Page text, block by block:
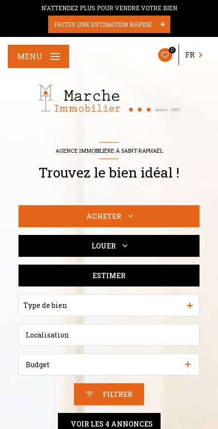
N'ATTENDEZ PLUS POUR VENDRE VOTRE BIEN
FAITES UNE ESTIMATION RAPIDE
0
FR
MENU
AGENCE IMMOBILIÈRE À SAINT-RAPHAËL
Trouvez le bien idéal !
ACHETER
LOUER
ESTIMER
Type de bien
Budget
FILTRER
VOIR LES 4 ANNONCES